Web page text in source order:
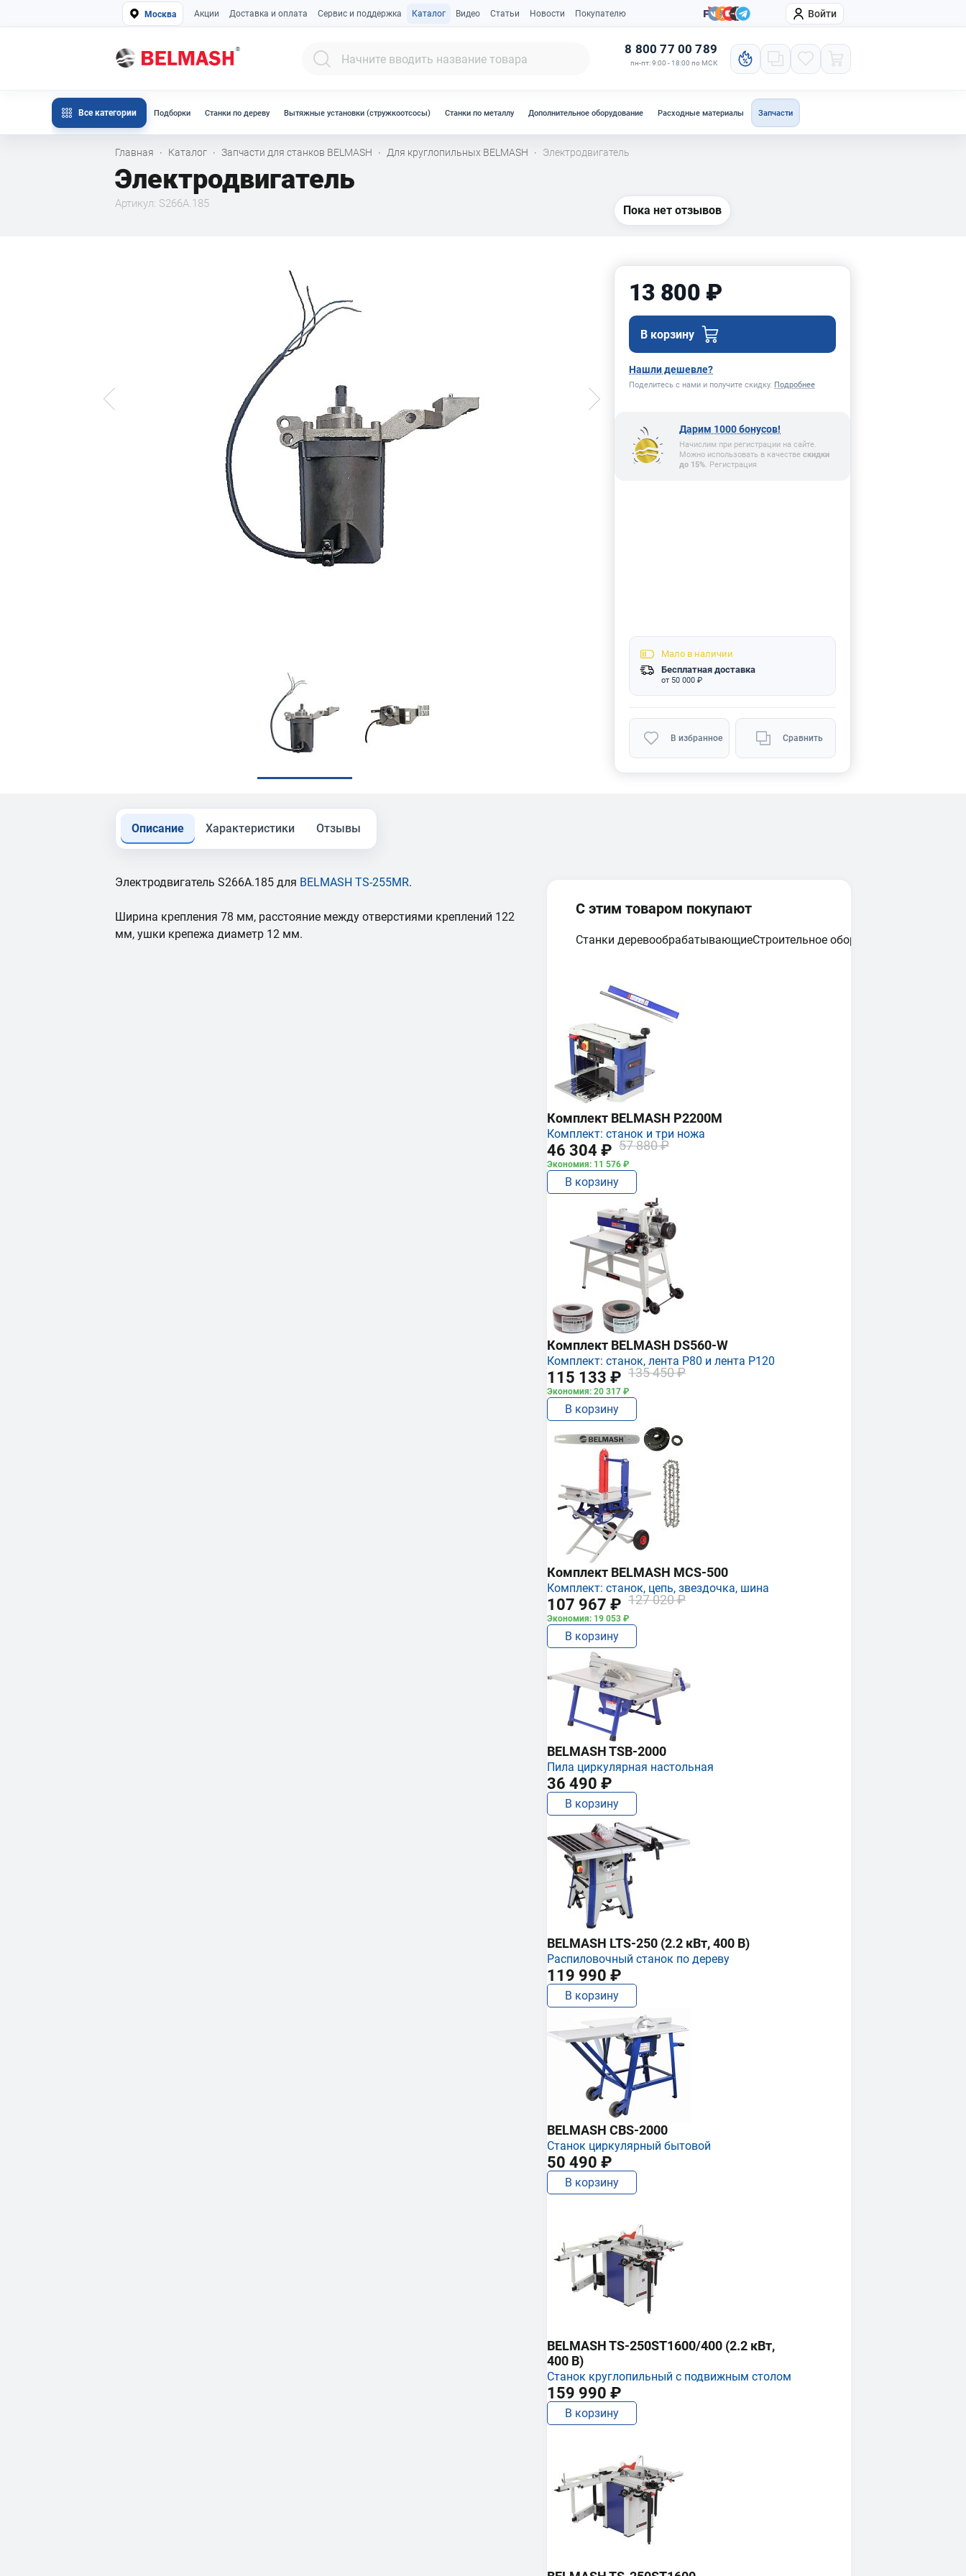
Москва Акции Доставка и оплата Сервис и поддержка Каталог Видео Статьи Новости Покупателю Компания Войти
8 800 77 00 789
пн-пт: 9:00 - 18:00 по МСК
Все категории Подборки Станки по дереву Вытяжные установки (стружкоотсосы) Станки по металлу Дополнительное оборудование Расходные материалы Запчасти
Главная · Каталог · Запчасти для станков BELMASH · Для круглопильных BELMASH · Электродвигатель
Электродвигатель
Артикул: S266A.185 Пока нет отзывов
13 800 ₽
В корзину
Нашли дешевле?
Поделитесь с нами и получите скидку. Подробнее
Дарим 1000 бонусов!
Начислим при регистрации на сайте.
Можно использовать в качестве скидки
до 15%. Регистрация
Мало в наличии
Бесплатная доставка
от 50 000 ₽
В избранное Сравнить
Описание Характеристики Отзывы
Электродвигатель S266A.185 для BELMASH TS-255MR.
Ширина крепления 78 мм, расстояние между отверстиями креплений 122
мм, ушки крепежа диаметр 12 мм.
С этим товаром покупают
Станки деревообрабатывающиеСтроительное оборудование
Комплект BELMASH P2200M
Комплект: станок и три ножа
46 304 ₽ 57 880 ₽
Экономия: 11 576 ₽
В корзину
Комплект BELMASH DS560-W
Комплект: станок, лента P80 и лента P120
115 133 ₽ 135 450 ₽
Экономия: 20 317 ₽
В корзину
Комплект BELMASH MCS-500
Комплект: станок, цепь, звездочка, шина
107 967 ₽ 127 020 ₽
Экономия: 19 053 ₽
В корзину
BELMASH TSB-2000
Пила циркулярная настольная
36 490 ₽
В корзину
BELMASH LTS-250 (2.2 кВт, 400 В)
Распиловочный станок по дереву
119 990 ₽
В корзину
BELMASH CBS-2000
Станок циркулярный бытовой
50 490 ₽
В корзину
BELMASH TS-250ST1600/400 (2.2 кВт,
400 В)
Станок круглопильный с подвижным столом
159 990 ₽
В корзину